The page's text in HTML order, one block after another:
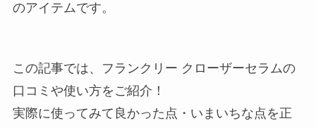
のアイテムです。
この記事では、フランクリー クローザーセラムの
口コミや使い方をご紹介！
実際に使ってみて良かった点・いまいちな点を正